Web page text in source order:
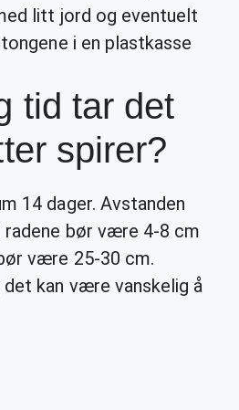
litt jord og eventuelt
i en plastkasse
tid tar det
spirer?
14 dager. Avstanden
radene bør være 4-8 cm
være 25-30 cm.
det kan være vanskelig å